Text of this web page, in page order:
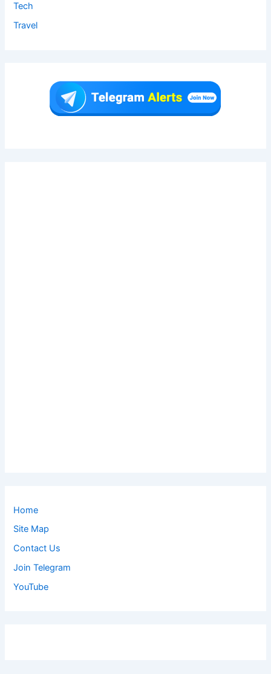
Tech
Travel
Home
Site Map
Contact Us
Join Telegram
YouTube